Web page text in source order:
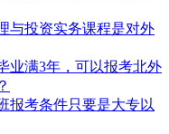
与投资实务课程是对外
业满3年，可以报考北外
报考条件只要是大专以